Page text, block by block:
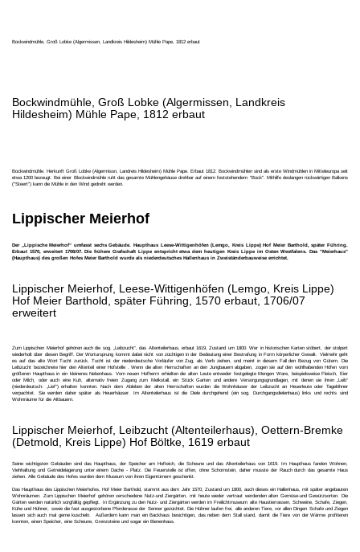
Bockwindmühle, Groß Lobke (Algermissen, Landkreis Hildesheim) Mühle Pape, 1812 erbaut
Bockwindmühle, Groß Lobke (Algermissen, Landkreis
Hildesheim) Mühle Pape, 1812 erbaut
Bockwindmühle. Herkunft Groß Lobke (Algermissn, Landreis Hildesheim) Mühle Pape. Erbaut 1812. Bockwindmühlen sind als erste Windmühlen in Mitteleuropa seit
etwa 1200 bezeugt. Bei einer Blockwindmühle ruht das gesamte Mühlengehäuse drehbar auf einem feststehendem "Bock". Mithilfe deslangen rückwärtigen Balkens
("Steert") kann die Mühle in den Wind gedreht werden.
Lippischer Meierhof
Der „Lippische Meierhof“ umfasst sechs Gebäude. Haupthaus Leese-Wittigenhöfen (Lemgo, Kreis Lippe) Hof Meier Barthold, später Führing.
Erbaut 1570, erweitert 1706/07. Die frühere Grafschaft Lippe entspricht etwa dem heutigen Kreis Lippe im Osten Westfalens. Das "Meierhaus"
(Haupthaus) des großen Hofes Meier Barthold wurde als niederdeutsches Hallenhaus in Zweiständerbauweise errichtet.
Lippischer Meierhof, Leese-Wittigenhöfen (Lemgo, Kreis Lippe)
Hof Meier Barthold, später Führing, 1570 erbaut, 1706/07
erweitert
Zum Lippischen Meierhof gehören auch die sog. „Leibzucht“, das Altenteilerhaus, erbaut 1619, Zustand um 1800. Wer in historischen Karten stöbert, der stolpert
wiederholt über diesen Begriff. Der Wortursprung kommt dabei nicht von züchtigen in der Bedeutung einer Bestrafung in Form körperlicher Gewalt. Vielmehr geht
es auf das alte Wort Tucht zurück. Tucht ist der niederdeutsche Vorläufer von Zug, als Verb ziehen, und meint in diesem Fall den Bezug von Gütern. Die
Leibzucht bezeichnete hier den Altenteil einer Hofstelle . Wenn die alten Herrschaften an den Jungbauern abgaben, zogen sie auf den wohlhabenden Höfen vom
größeren Haupthaus in ein kleineres Nebenhaus. Vom neuen Hofherrn erhielten die alten Leute entweder festgelegte Mengen Ware, beispielsweise Fleisch, Eier
oder Milch, oder auch eine Kuh, alternativ freien Zugang zum Melkstall, ein Stück Garten und andere Versorgungsgrundlagen, mit denen sie ihren „Leib“
(niederdeutsch: „Lief“) erhalten konnten. Nach dem Ableben der alten Herrschaften wurden die Wohnhäuser der Leibzucht an Heuerleute oder Tagelöhner
verpachtet. Sie werden daher später als Heuerhäuser. Im Altenteilerhaus ist die Diele durchgehend (ein sog. Durchgangsdielenhaus) links und rechts sind
Wohnräume für die Altbauern.
Lippischer Meierhof, Leibzucht (Altenteilerhaus), Oettern-Bremke
(Detmold, Kreis Lippe) Hof Böltke, 1619 erbaut
Seine wichtigsten Gebäuden sind das Haupthaus, der Speicher am Hofteich, die Scheune und das Altenteilerhaus von 1619. Im Haupthaus fanden Wohnen,
Viehhaltung und Getreidelagerung unter einem Dache - Platz. Die Feuerstelle ist offen, ohne Schornstein, daher musste der Rauch durch das gesamte Haus
ziehen. Alle Gebäude des Hofes wurden dem Museum von ihren Eigentümern geschenkt.
Das Haupthaus des Lippischen Meierhofes, Hof Meier Barthold, stammt aus dem Jahr 1570, Zustand um 1800, auch dieses ein Hallenhaus, mit später angebauten
Wohnräumen. Zum Lippischen Meierhof gehören verschiedene Nutz-und Ziergärten, mit heute wieder vertraut werdenden alten Gemüse-und Gewürzsorten. Die
Gärten werden natürlich sorgfältig gepflegt. In Ergänzung zu den Nutz- und Ziergärten werden im Freilichtmuseum alte Haustierrassen, Schweine, Schafe, Ziegen,
Kühe und Hühner, sowie die fast ausgestorbene Pferderasse der Senner gezüchtet. Die Hühner laufen frei, alle anderen Tiere, vor allen Dingen Schafe und Ziegen
lassen sich auch mal gerne kuscheln. Außerdem kann man ein Backhaus besichtigen, das neben dem Stall stand, damit die Tiere von der Wärme profitieren
konnten, einen Speicher, eine Scheune, Grenzsteine und sogar ein Bienenhaus.